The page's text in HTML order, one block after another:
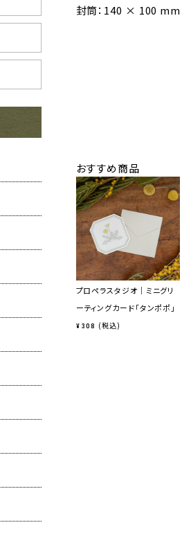
封筒：140 × 100 mm
おすすめ商品
プロペラスタジオ｜ミニグリ
ーティングカード「タンポポ」
¥ 308 税込